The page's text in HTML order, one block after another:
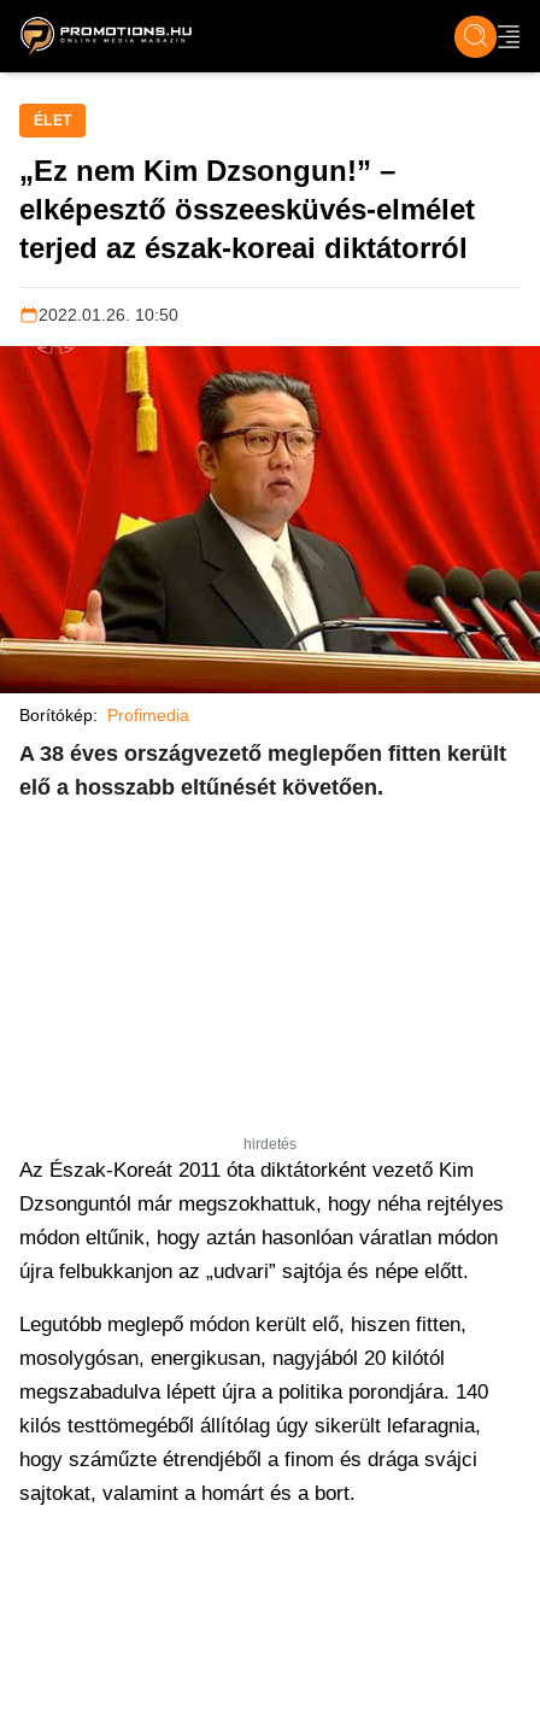
ZENE, FILM & KULT ÉLET TECH &
ÉLET
„Ez nem Kim Dzsongun!” –
elképesztő összeesküvés-elmélet
terjed az észak-koreai diktátorról
2022.01.26. 10:50
Borítókép: Profimedia
A 38 éves országvezető meglepően fitten került
elő a hosszabb eltűnését követően.
hirdetés
Az Észak-Koreát 2011 óta diktátorként vezető Kim
Dzsonguntól már megszokhattuk, hogy néha rejtélyes
módon eltűnik, hogy aztán hasonlóan váratlan módon
újra felbukkanjon az „udvari” sajtója és népe előtt.
Legutóbb meglepő módon került elő, hiszen fitten,
mosolygósan, energikusan, nagyjából 20 kilótól
megszabadulva lépett újra a politika porondjára. 140
kilós testtömegéből állítólag úgy sikerült lefaragnia,
hogy száműzte étrendjéből a finom és drága svájci
sajtokat, valamint a homárt és a bort.